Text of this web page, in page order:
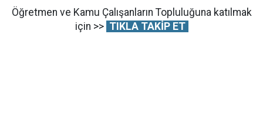
Öğretmen ve Kamu Çalışanların Topluluğuna katılmak
için >> TIKLA TAKİP ET